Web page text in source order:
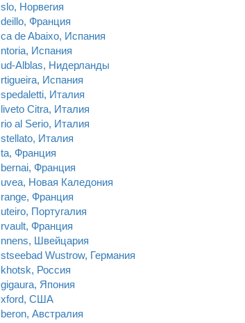
Норвегия
Франция
de Abaixo, Испания
Испания
Alblas, Нидерланды
Испания
Италия
Citra, Италия
al Serio, Италия
Италия
Франция
Франция
Новая Каледония
Франция
Португалия
Франция
Швейцария
Wustrow, Германия
Россия
Япония
США
Австралия